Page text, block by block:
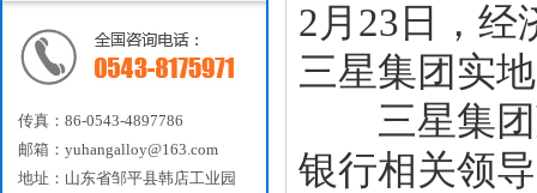
传真：86-0543-4897786
邮箱：yuhangalloy@163.com
地址：山东省邹平县韩店工业园
2月23日，经
三星集团实
三星集团
银行相关领